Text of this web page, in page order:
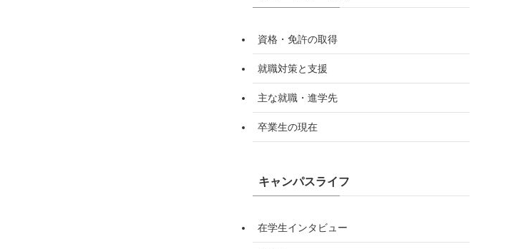
資格・免許の取得
就職対策と支援
主な就職・進学先
卒業生の現在
キャンパスライフ
在学生インタビュー